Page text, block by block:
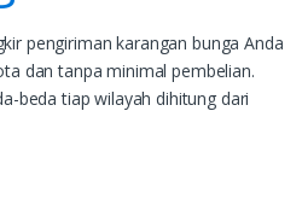
pengiriman karangan bunga Anda
dan tanpa minimal pembelian.
beda tiap wilayah dihitung dari